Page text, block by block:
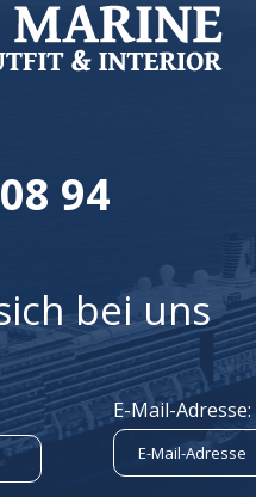
94
bei uns
E-Mail-Adresse: